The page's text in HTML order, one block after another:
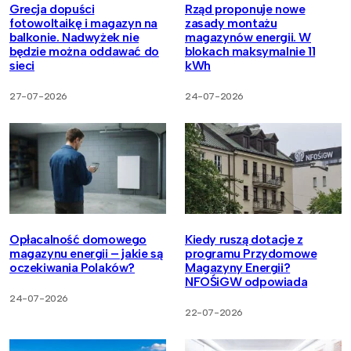
Grecja dopuści
fotowoltaikę i magazyn na
balkonie. Nadwyżek nie
będzie można oddawać do
sieci
27-07-2026
Rząd proponuje nowe
zasady montażu
magazynów energii. W
blokach maksymalnie 11
kWh
24-07-2026
Opłacalność domowego
magazynu energii – jakie są
oczekiwania Polaków?
24-07-2026
Kiedy ruszą dotacje z
programu Przydomowe
Magazyny Energii?
NFOŚiGW odpowiada
22-07-2026